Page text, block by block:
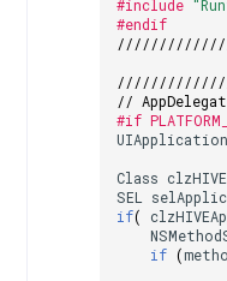
#include
#endif
//
#if
UIApplication
Class
SEL
if(
if (